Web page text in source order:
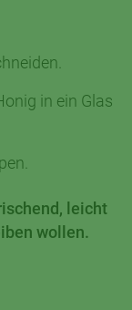
in ein Glas
leicht
wollen.